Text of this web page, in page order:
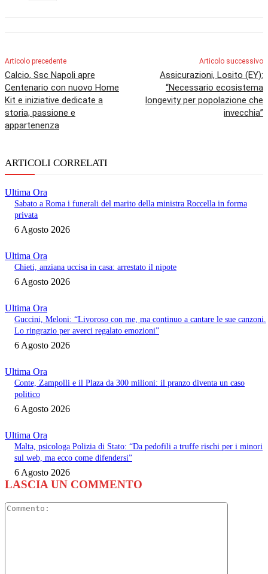
Articolo precedente
Calcio, Ssc Napoli apre
Centenario con nuovo Home
Kit e iniziative dedicate a
storia, passione e
appartenenza
Articolo successivo
Assicurazioni, Losito (EY):
“Necessario ecosistema
longevity per popolazione che
invecchia”
ARTICOLI CORRELATI
Ultima Ora
Sabato a Roma i funerali del marito della ministra Roccella in forma
privata
6 Agosto 2026
Ultima Ora
Chieti, anziana uccisa in casa: arrestato il nipote
6 Agosto 2026
Ultima Ora
Guccini, Meloni: “Livoroso con me, ma continuo a cantare le sue canzoni.
Lo ringrazio per averci regalato emozioni”
6 Agosto 2026
Ultima Ora
Conte, Zampolli e il Plaza da 300 milioni: il pranzo diventa un caso
politico
6 Agosto 2026
Ultima Ora
Malta, psicologa Polizia di Stato: “Da pedofili a truffe rischi per i minori
sul web, ma ecco come difendersi”
6 Agosto 2026
LASCIA UN COMMENTO